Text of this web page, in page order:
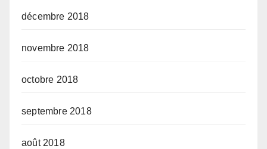
décembre 2018
novembre 2018
octobre 2018
septembre 2018
août 2018